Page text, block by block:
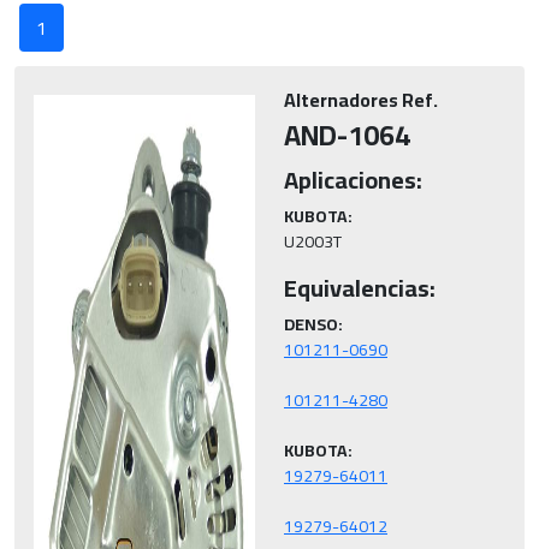
1
Alternadores Ref.
AND-1064
Aplicaciones:
KUBOTA:
U2003T
Equivalencias:
DENSO:
KUBOTA:
19279-64012